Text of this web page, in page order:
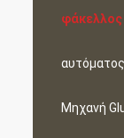
Μηχανή